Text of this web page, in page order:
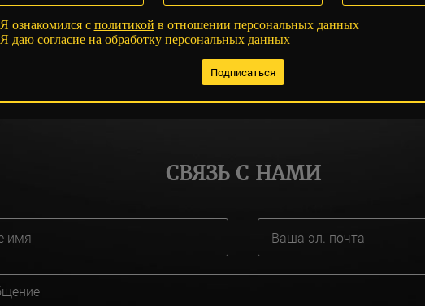
Я ознакомился с политикой в отношении персональных данных
Я даю согласиена обработку персональных данных
СВЯЗЬ С НАМИ